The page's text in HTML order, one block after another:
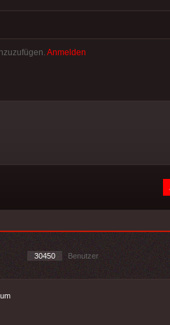
Anmelden
30450 Benutzer